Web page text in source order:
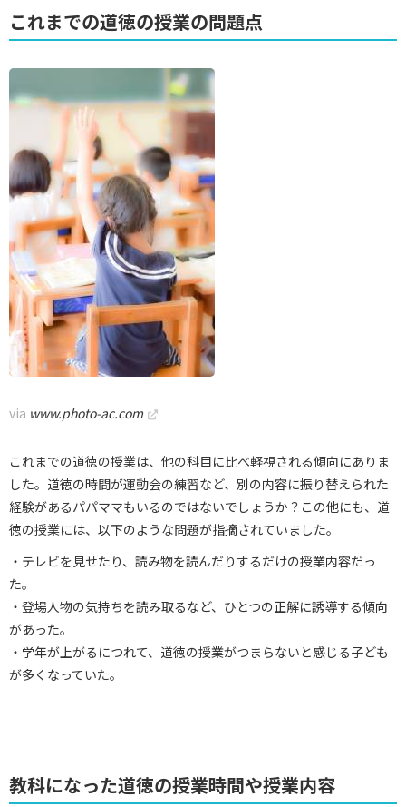
これまでの道徳の授業の問題点
via www.photo-ac.com
これまでの道徳の授業は、他の科目に比べ軽視される傾向にありま
した。道徳の時間が運動会の練習など、別の内容に振り替えられた
経験があるパパママもいるのではないでしょうか？この他にも、道
徳の授業には、以下のような問題が指摘されていました。
・テレビを見せたり、読み物を読んだりするだけの授業内容だっ
た。
・登場人物の気持ちを読み取るなど、ひとつの正解に誘導する傾向
があった。
・学年が上がるにつれて、道徳の授業がつまらないと感じる子ども
が多くなっていた。
教科になった道徳の授業時間や授業内容